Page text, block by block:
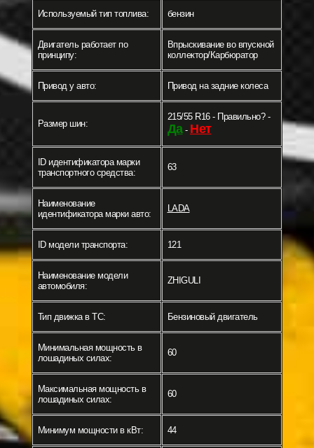
Используемый тип топлива: бензин
Двигатель работает по
принципу:
Впрыскивание во впускной
коллектор/Карбюратор
Привод у авто: Привод на задние колеса
Размер шин:
215/55 R16 - Правильно? -
Да- Нет
ID идентификатора марки
транспортного средства:
63
Наименование
идентификатора марки авто:
LADA
ID модели транспорта: 121
Наименование модели
автомобиля:
ZHIGULI
Тип движка в ТС: Бензиновый двигатель
Минимальная мощность в
лошадиных силах:
60
Максимальная мощность в
лошадиных силах:
60
Минимум мощности в кВт: 44